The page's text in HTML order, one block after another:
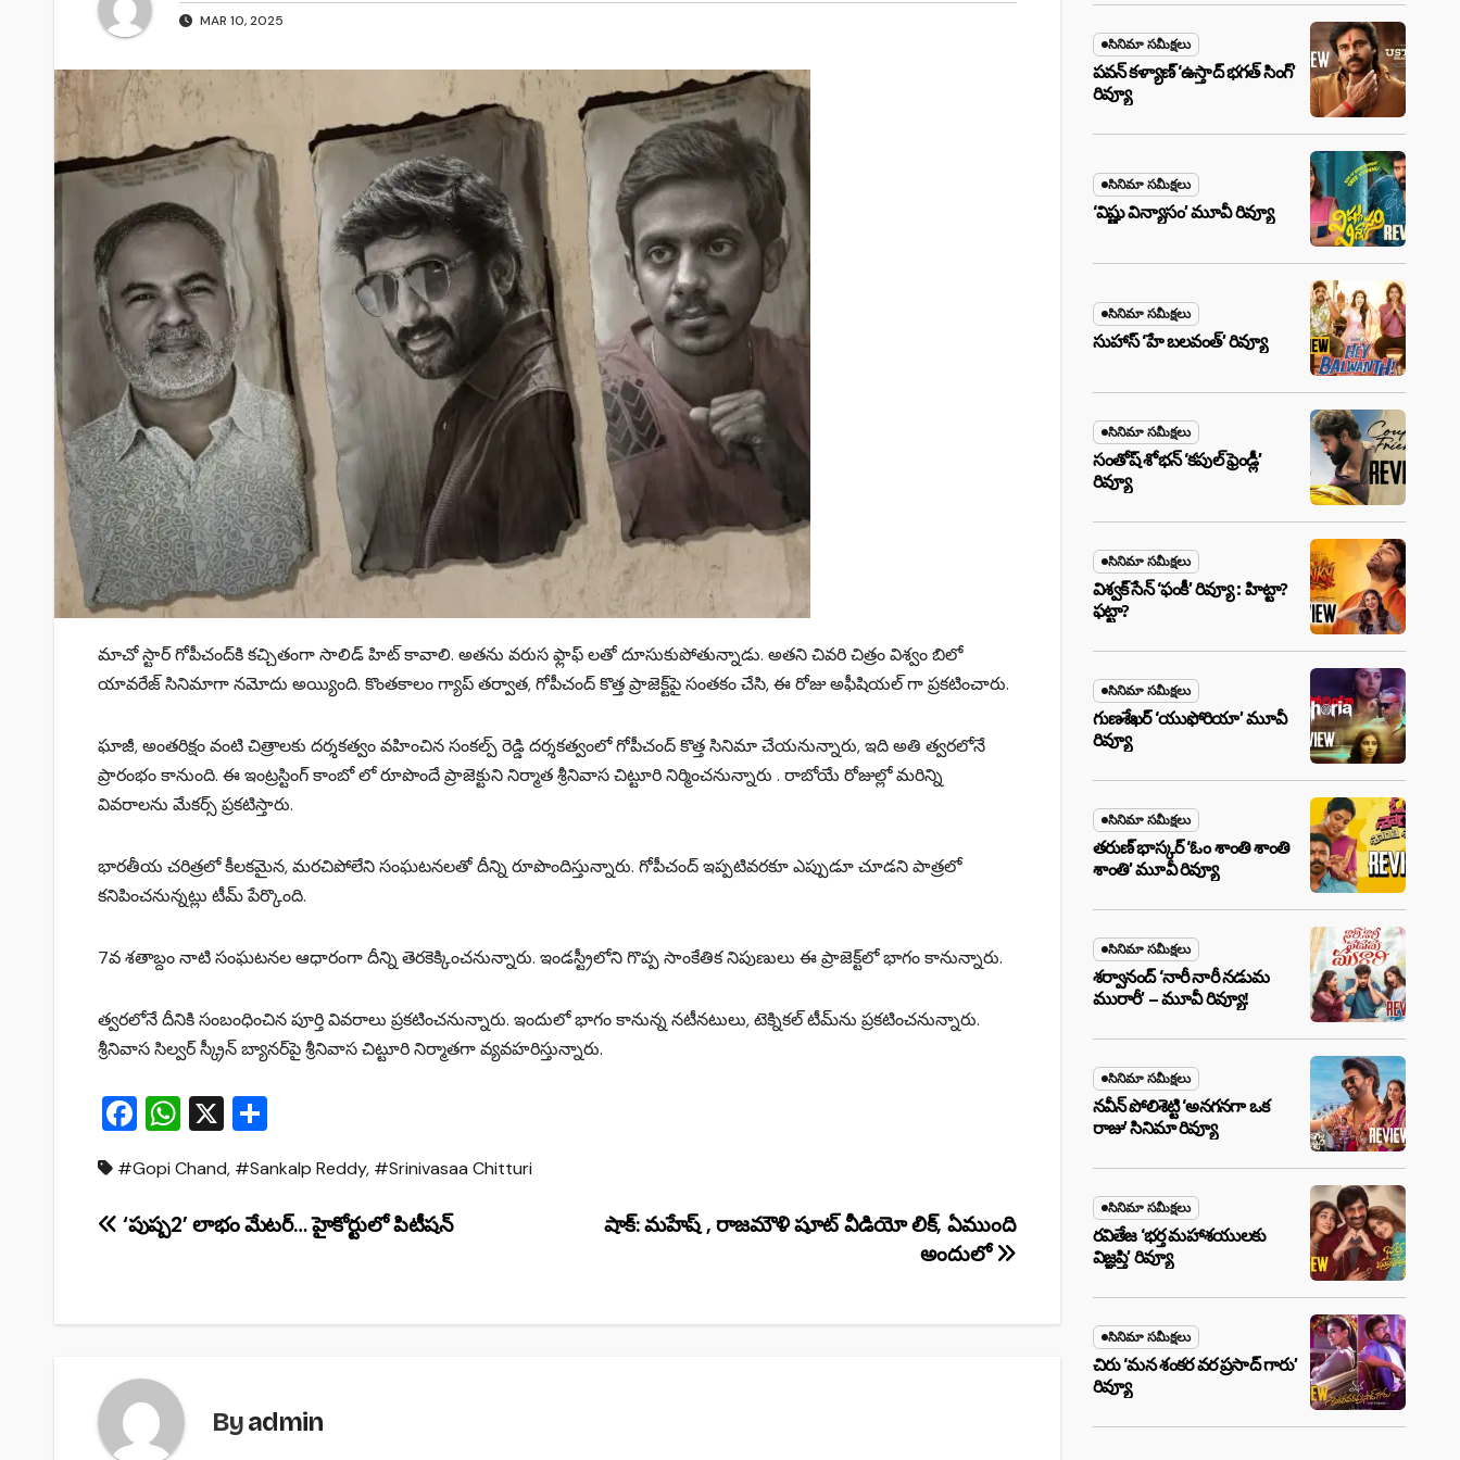
MAR 10, 2025
మాచో స్టార్ గోపీచంద్‌కి కచ్చితంగా సాలిడ్ హిట్ కావాలి. అతను వరుస ఫ్లాఫ్ లతో దూసుకుపోతున్నాడు. అతని చివరి చిత్రం విశ్వం బిలో
యావరేజ్ సినిమాగా నమోదు అయ్యింది. కొంతకాలం గ్యాప్ తర్వాత, గోపీచంద్ కొత్త ప్రాజెక్ట్‌పై సంతకం చేసి, ఈ రోజు అఫీషియల్ గా ప్రకటించారు.
ఘాజీ, అంత‌రిక్షం వంటి చిత్రాల‌కు ద‌ర్శ‌క‌త్వం వ‌హించిన సంక‌ల్ప్ రెడ్డి ద‌ర్శ‌క‌త్వంలో గోపీచంద్ కొత్త సినిమా చేయ‌నున్నారు, ఇది అతి త్వ‌ర‌లోనే
ప్రారంభం కానుంది. ఈ ఇంట్రస్టింగ్ కాంబో లో రూపొందే ప్రాజెక్టుని నిర్మాత శ్రీనివాస చిట్టూరి నిర్మించనున్నారు . రాబోయే రోజుల్లో మరిన్ని
వివరాలను మేకర్స్ ప్రకటిస్తారు.
భారతీయ చరిత్రలో కీలకమైన, మరచిపోలేని సంఘటనలతో దీన్ని రూపొందిస్తున్నారు. గోపీచంద్‌ ఇప్పటివరకూ ఎప్పుడూ చూడని పాత్రలో
కనిపించనున్నట్లు టీమ్‌ పేర్కొంది.
7వ శతాబ్దం నాటి సంఘటనల ఆధారంగా దీన్ని తెరకెక్కించనున్నారు. ఇండస్ట్రీలోని గొప్ప సాంకేతిక నిపుణులు ఈ ప్రాజెక్ట్‌లో భాగం కానున్నారు.
త్వరలోనే దీనికి సంబంధించిన పూర్తి వివరాలు ప్రకటించనున్నారు. ఇందులో భాగం కానున్న నటీనటులు, టెక్నికల్‌ టీమ్‌ను ప్రకటించనున్నారు.
శ్రీనివాస సిల్వర్‌ స్క్రీన్‌ బ్యానర్‌పై శ్రీనివాస చిట్టూరి నిర్మాతగా వ్యవహరిస్తున్నారు.
F
c
e
b
o
W
at
s
p
X
ar
e
#Gopi Chand, #Sankalp Reddy, #Srinivasaa Chitturi
Post
షాక్: మహేష్ , రాజమౌళి షూట్ వీడియో లిక్, ఏముంది
అందులో
‘పుష్ప2’ లాభం మేటర్… హైకోర్టులో పిటీషన్
Byadmin
సినిమా సమీక్షలు
పవన్ కళ్యాణ్ ‘ఉస్తాద్ భ‌గ‌త్ సింగ్’
రివ్యూ
సినిమా సమీక్షలు
‘విష్ణు విన్యాసం’ మూవీ రివ్యూ
సినిమా సమీక్షలు
సుహాస్ ‘హే బలవంత్’ రివ్యూ
సినిమా సమీక్షలు
సంతోష్ శోభన్ ‘కపుల్ ఫ్రెండ్లీ’
రివ్యూ
సినిమా సమీక్షలు
విశ్వక్ సేన్ ‘ఫంకీ’ రివ్యూ : హిట్టా?
ఫట్టా?
సినిమా సమీక్షలు
గుణశేఖర్ ‘యుఫోరియా’ మూవీ
రివ్యూ
సినిమా సమీక్షలు
తరుణ్ భాస్కర్ ‘ఓం శాంతి శాంతి
శాంతి’ మూవీ రివ్యూ
సినిమా సమీక్షలు
శర్వానంద్ ‘నారీ నారీ నడుమ
మురారీ’ – మూవీ రివ్యూ!
సినిమా సమీక్షలు
నవీన్ పోలిశెట్టి ‘అనగనగా ఒక
రాజు’ సినిమా రివ్యూ
సినిమా సమీక్షలు
రవితేజ ‘భర్త మహాశయులకు
విజ్ఞప్తి’ రివ్యూ
సినిమా సమీక్షలు
చిరు ‘మ‌న శంక‌ర వ‌ర ప్ర‌సాద్ గారు’
రివ్యూ